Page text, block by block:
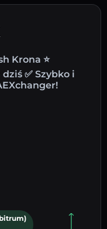
Krona ⭐
✅ Szybko i